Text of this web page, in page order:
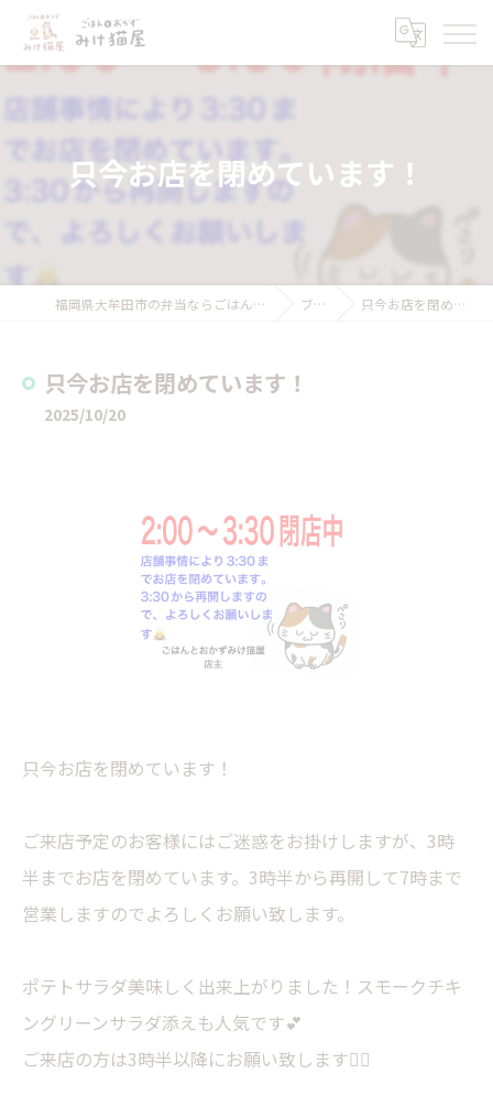
只今お店を閉めています！
福岡県大牟田市の弁当ならごはんとおかず みけ猫屋 ブログ 只今お店を閉めています！
只今お店を閉めています！
2025/10/20
只今お店を閉めています！
ご来店予定のお客様にはご迷惑をお掛けしますが、3時
半までお店を閉めています。3時半から再開して7時まで
営業しますのでよろしくお願い致します。
ポテトサラダ美味しく出来上がりました！スモークチキ
ングリーンサラダ添えも人気です💕
ご来店の方は3時半以降にお願い致します🙇‍♀️